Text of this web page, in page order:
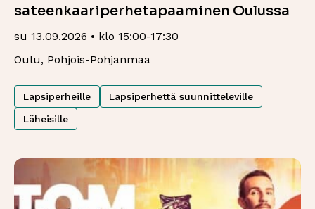
sateenkaariperhetapaaminen Oulussa
su 13.09.2026 • klo 15:00-17:30
Oulu, Pohjois-Pohjanmaa
Lapsiperheille
Lapsiperhettä suunnitteleville
Läheisille